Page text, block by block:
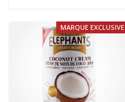
MARQUE EXCLUSIVE